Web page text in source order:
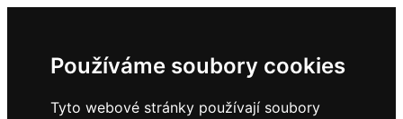
Používáme soubory cookies
Tyto webové stránky používají soubory